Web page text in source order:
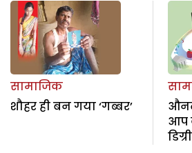
सामाजिक
शौहर ही बन गया ‘गब्बर’
आप
डिग्री